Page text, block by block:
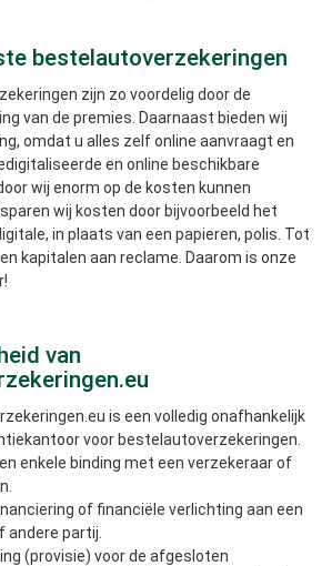
bestelautoverzekeringen
zijn zo voordelig door de
van de premies. Daarnaast bieden wij
omdat u alles zelf online aanvraagt en
en online beschikbare
wij enorm op de kosten kunnen
wij kosten door bijvoorbeeld het
in plaats van een papieren, polis. Tot
kapitalen aan reclame. Daarom is onze
van
is een volledig onafhankelijk
voor bestelautoverzekeringen.
enkele binding met een verzekeraar of
of financiële verlichting aan een
andere partij.
(provisie) voor de afgesloten